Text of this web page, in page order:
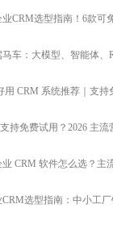
业CRM选型指南！6款可
车：大模型、智能体、
用 CRM 系统推荐｜支持
持免费试用？2026 主流
CRM 软件怎么选？主
选型指南：中小工